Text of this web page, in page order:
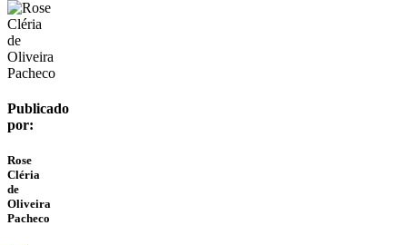
Publicado
por:
Rose
Cléria
de
Oliveira
Pacheco